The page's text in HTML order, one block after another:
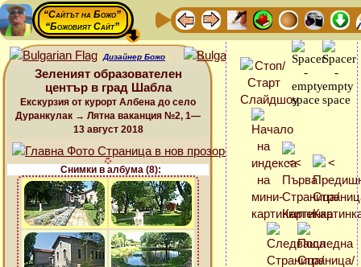
“Сайтът на Божо”
“Божовият Сайт”
Дизайнер Божо
Зеленият образователен
център в град Шабла
Екскурзия от курорт Албена до село
Дуранкулак → Лятна ваканция №2, 1—
13 август 2018
Снимки в албума (8):